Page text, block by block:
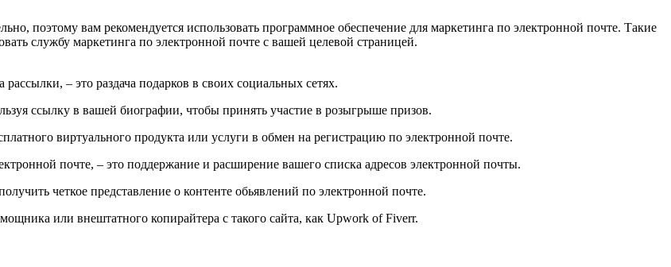
поэтому вам рекомендуется использовать программное обеспечение для маркетинга по электронной почте. Такие
службу маркетинга по электронной почте с вашей целевой страницей.
– это раздача подарков в своих социальных сетях.
ссылку в вашей биографии, чтобы принять участие в розыгрыше призов.
виртуального продукта или услуги в обмен на регистрацию по электронной почте.
почте, – это поддержание и расширение вашего списка адресов электронной почты.
четкое представление о контенте обьявлений по электронной почте.
или внештатного копирайтера с такого сайта, как Upwork of Fiverr.